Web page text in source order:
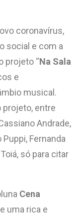
coronavírus,
social e com a
projeto “Na Sala
e
musical.
projeto, entre
Andrade,
Fernanda
só para citar
Cena
uma rica e